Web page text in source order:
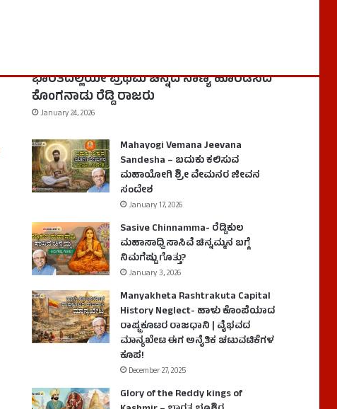
ಭಾರತದಲ್ಲಿಯೇ ಪ್ರಥಮ ಚಿನ್ನದ ನಾಣ್ಯ ಹೊರಡಿಸಿದ
ಕೊಂಗನಾಡು ರೆಡ್ಡಿ ರಾಜರು
January 24, 2026
Mahayogi Vemana Jeevana
Sandesha – ಬದುಕು ಕಲಿಸುವ
ಮಹಾಯೋಗಿ ಶ್ರೀ ವೇಮನರ ಜೀವನ
ಸಂದೇಶ
January 17, 2026
Sasive Chinnamma- ರೆಡ್ಡಿಕುಲ
ಮಹಾಸಾಧ್ವಿ ಸಾಸಿವೆ ಚಿನ್ನಮ್ಮನ ಬಗ್ಗೆ
ನಿಮಗೆಷ್ಟು ಗೊತ್ತು?
January 3, 2026
Manyakheta Rashtrakuta Capital
History Neglect- ಹಾಳು ಕೊಂಪೆಯಾದ
ರಾಷ್ಟ್ರಕೂಟರ ರಾಜಧಾನಿ | ವೈಭವದ
ಮಾನ್ಯಖೇಟ ಈಗ ಅನೈತಿಕ ಚಟುವಟಿಕೆಗಳ
ಕೂಪ!
December 27, 2025
Glory of the Reddy kings of